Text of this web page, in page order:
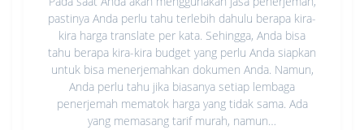
pastinya Anda perlu tahu terlebih dahulu berapa kira-
kira harga translate per kata. Sehingga, Anda bisa
tahu berapa kira-kira budget yang perlu Anda siapkan
untuk bisa menerjemahkan dokumen Anda. Namun,
Anda perlu tahu jika biasanya setiap lembaga
penerjemah mematok harga yang tidak sama. Ada
yang memasang tarif murah, namun…